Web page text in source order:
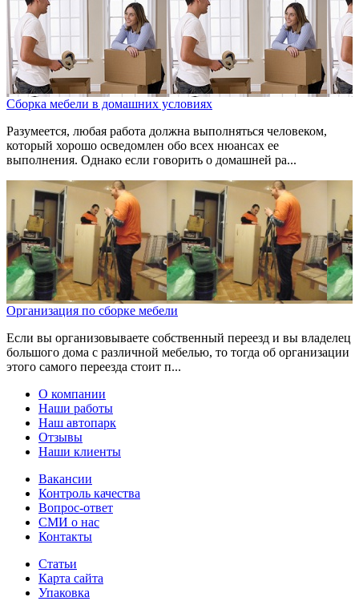
Сборка мебели в домашних условиях
Разумеется, любая работа должна выполняться человеком,
который хорошо осведомлен обо всех нюансах ее
выполнения. Однако если говорить о домашней ра...
Организация по сборке мебели
Если вы организовываете собственный переезд и вы владелец
большого дома с различной мебелью, то тогда об организации
этого самого переезда стоит п...
О компании
Наши работы
Наш автопарк
Отзывы
Наши клиенты
Вакансии
Контроль качества
Вопрос-ответ
СМИ о нас
Контакты
Статьи
Карта сайта
Упаковка